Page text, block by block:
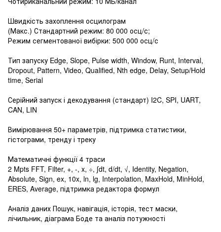
Швидкість захоплення осцилограм
(Макс.) Стандартний режим: 80 000 осц/с;
Режим сегментованої вибірки: 500 000 осц/с
Тип запуску Edge, Slope, Pulse width, Window, Runt, Interval,
Dropout, Pattern, Video, Qualified, Nth edge, Delay, Setup/Hold
time, Serial
Серійний запуск і декодування (стандарт) I2C, SPI, UART,
CAN, LIN
Вимірювання 50+ параметрів, підтримка статистики,
гістограми, тренду і треку
Математичні функції 4 траси
2 Mpts FFT, Filter, +, -, x, ÷, ∫dt, d/dt, √, Identity, Negation,
Absolute, Sign, ex, 10x, ln, lg, Interpolation, MaxHold, MinHold,
ERES, Average, підтримка редактора формул
Аналіз даних Пошук, навігація, історія, тест маски,
лічильник, діаграма Боде та аналіз потужності